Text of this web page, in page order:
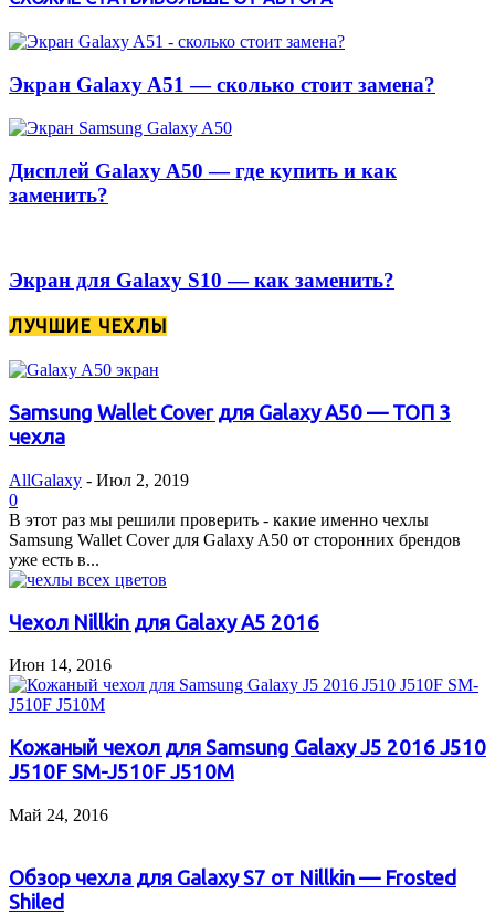
Экран Galaxy A51 — сколько стоит замена?
Дисплей Galaxy A50 — где купить и как
заменить?
Экран для Galaxy S10 — как заменить?
ЛУЧШИЕ ЧЕХЛЫ
Samsung Wallet Cover для Galaxy A50 — ТОП 3
чехла
AllGalaxy - Июл 2, 2019
0
В этот раз мы решили проверить - какие именно чехлы
Samsung Wallet Cover для Galaxy A50 от сторонних брендов
уже есть в...
Чехол Nillkin для Galaxy A5 2016
Июн 14, 2016
Кожаный чехол для Samsung Galaxy J5 2016 J510
J510F SM-J510F J510M
Май 24, 2016
Обзор чехла для Galaxy S7 от Nillkin — Frosted
Shiled